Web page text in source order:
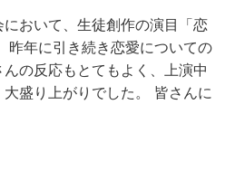
おいて、生徒創作の演目「恋
昨年に引き続き恋愛についての
の反応もとてもよく、上演中
盛り上がりでした。 皆さんに